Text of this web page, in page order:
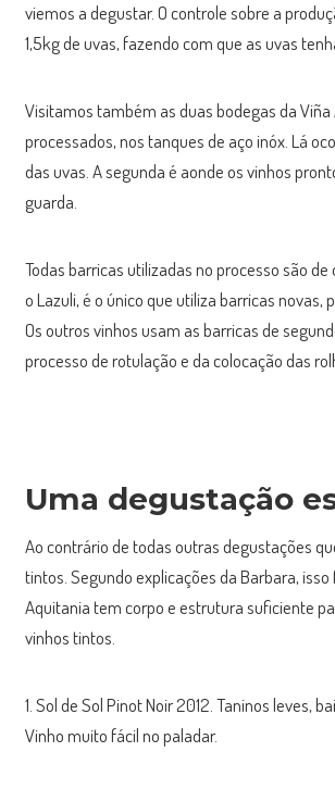
viemos a degustar. O controle sobre a
1,5kg de uvas, fazendo com que as uvas
Visitamos também as duas bodegas da
processados, nos tanques de aço inóx. Lá
das uvas. A segunda é aonde os vinhos
guarda.
Todas barricas utilizadas no processo são
o Lazuli, é o único que utiliza barricas novas,
Os outros vinhos usam as barricas de
processo de rotulação e da colocação das
Uma degustação
Ao contrário de todas outras degustações
tintos. Segundo explicações da Barbara,
Aquitania tem corpo e estrutura suficiente
vinhos tintos.
1. Sol de Sol Pinot Noir 2012. Taninos leves,
Vinho muito fácil no paladar.